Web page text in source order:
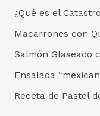
¿Qué es el
Macarrones con
Salmón Glaseado
Ensalada
Receta de Pastel